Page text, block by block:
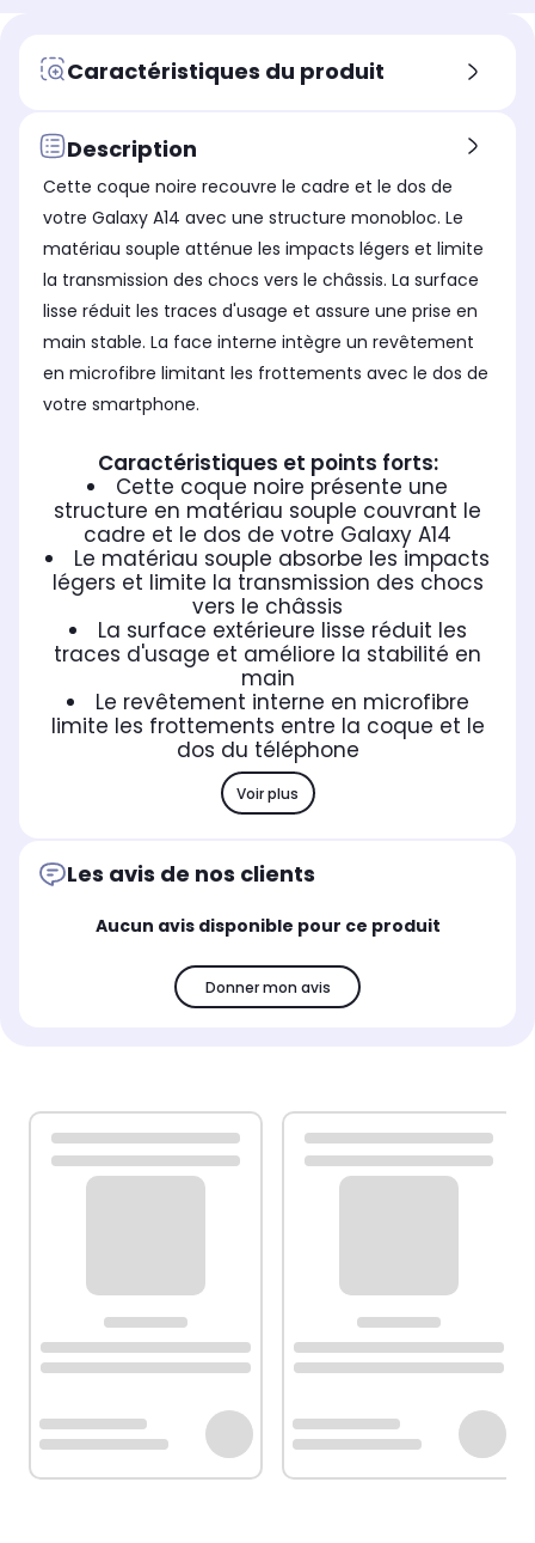
Caractéristiques du produit
Description
Cette coque noire recouvre le cadre et le dos de
votre Galaxy A14 avec une structure monobloc. Le
matériau souple atténue les impacts légers et limite
la transmission des chocs vers le châssis. La surface
lisse réduit les traces d'usage et assure une prise en
main stable. La face interne intègre un revêtement
en microfibre limitant les frottements avec le dos de
votre smartphone.
Caractéristiques et points forts:
Cette coque noire présente une
structure en matériau souple couvrant le
cadre et le dos de votre Galaxy A14
Le matériau souple absorbe les impacts
légers et limite la transmission des chocs
vers le châssis
La surface extérieure lisse réduit les
traces d'usage et améliore la stabilité en
main
Le revêtement interne en microfibre
limite les frottements entre la coque et le
dos du téléphone
Voir plus
Les avis de nos clients
Aucun avis disponible pour ce produit
Donner mon avis